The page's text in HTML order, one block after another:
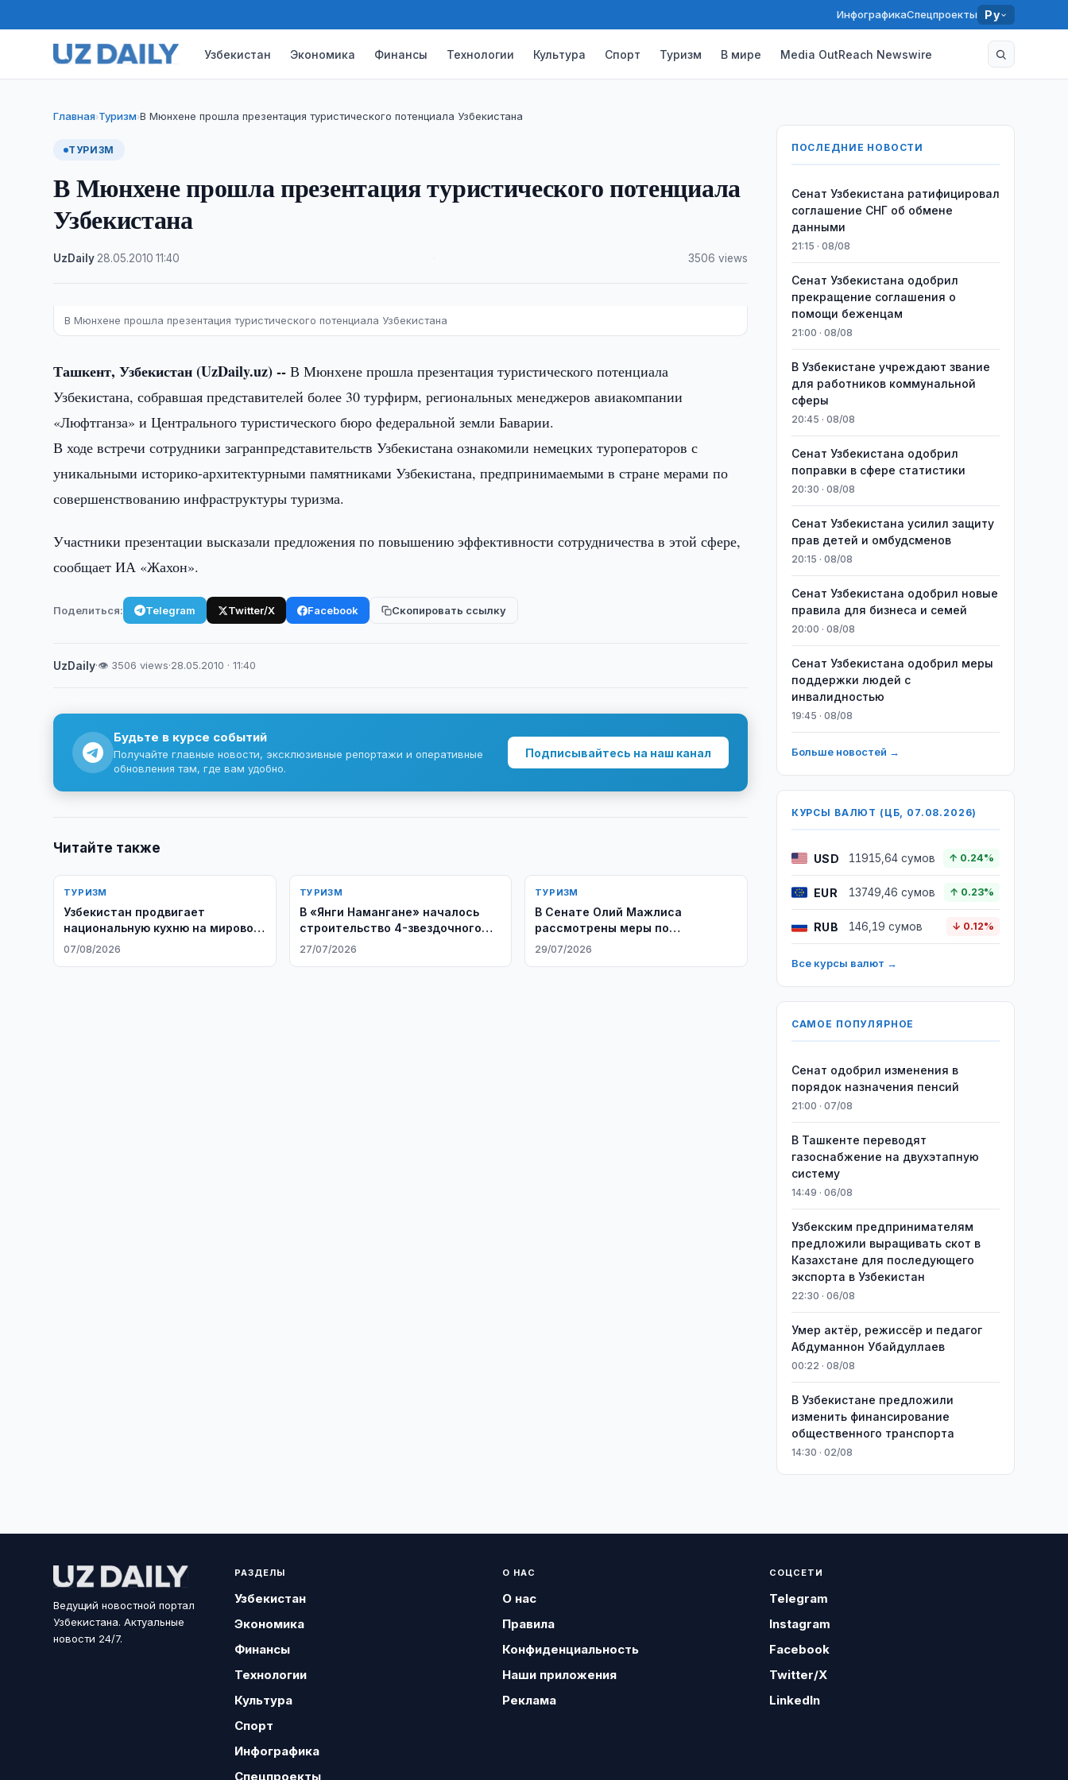
ИнфографикаСпецпроекты Ру
Узбекистан Экономика Финансы Технологии Культура Спорт Туризм В мире Media OutReach Newswire
Главная›Туризм›В Мюнхене прошла презентация туристического потенциала Узбекистана
ТУРИЗМ
В Мюнхене прошла презентация туристического потенциала
Узбекистана
UzDaily 28.05.2010 ·11:40 3506 views
В Мюнхене прошла презентация туристического потенциала Узбекистана
Ташкент, Узбекистан (UzDaily.uz) -- В Мюнхене прошла презентация туристического потенциала
Узбекистана, собравшая представителей более 30 турфирм, региональных менеджеров авиакомпании
«Люфтганза» и Центрального туристического бюро федеральной земли Баварии.
В ходе встречи сотрудники загранпредставительств Узбекистана ознакомили немецких туроператоров с
уникальными историко-архитектурными памятниками Узбекистана, предпринимаемыми в стране мерами по
совершенствованию инфраструктуры туризма.
Участники презентации высказали предложения по повышению эффективности сотрудничества в этой сфере,
сообщает ИА «Жахон».
Поделиться: Telegram Twitter/X Facebook Скопировать ссылку
UzDaily·👁 3506 views·28.05.2010 · 11:40
Будьте в курсе событий
Получайте главные новости, эксклюзивные репортажи и оперативные
обновления там, где вам удобно.
Подписывайтесь на наш канал
Читайте также
ТУРИЗМ
Узбекистан продвигает
национальную кухню на мировой
рынок
07/08/2026
ТУРИЗМ
В «Янги Намангане» началось
строительство 4-звездочного
отеля
27/07/2026
ТУРИЗМ
В Сенате Олий Мажлиса
рассмотрены меры по
дальнейшему развитию
29/07/2026
ПОСЛЕДНИЕ НОВОСТИ
Сенат Узбекистана ратифицировал
соглашение СНГ об обмене
данными
21:15 · 08/08
Сенат Узбекистана одобрил
прекращение соглашения о
помощи беженцам
21:00 · 08/08
В Узбекистане учреждают звание
для работников коммунальной
сферы
20:45 · 08/08
Сенат Узбекистана одобрил
поправки в сфере статистики
20:30 · 08/08
Сенат Узбекистана усилил защиту
прав детей и омбудсменов
20:15 · 08/08
Сенат Узбекистана одобрил новые
правила для бизнеса и семей
20:00 · 08/08
Сенат Узбекистана одобрил меры
поддержки людей с
инвалидностью
19:45 · 08/08
Больше новостей →
КУРСЫ ВАЛЮТ (ЦБ, 07.08.2026)
USD 11915,64 сумов ↑ 0.24%
EUR 13749,46 сумов ↑ 0.23%
RUB 146,19 сумов ↓ 0.12%
Все курсы валют →
САМОЕ ПОПУЛЯРНОЕ
Сенат одобрил изменения в
порядок назначения пенсий
21:00 · 07/08
В Ташкенте переводят
газоснабжение на двухэтапную
систему
14:49 · 06/08
Узбекским предпринимателям
предложили выращивать скот в
Казахстане для последующего
экспорта в Узбекистан
22:30 · 06/08
Умер актёр, режиссёр и педагог
Абдуманнон Убайдуллаев
00:22 · 08/08
В Узбекистане предложили
изменить финансирование
общественного транспорта
14:30 · 02/08
Ведущий новостной портал
Узбекистана. Актуальные
новости 24/7.
РАЗДЕЛЫ
Узбекистан
Экономика
Финансы
Технологии
Культура
Спорт
Инфографика
Спецпроекты
О НАС
О нас
Правила
Конфиденциальность
Наши приложения
Реклама
СОЦСЕТИ
Telegram
Instagram
Facebook
Twitter/X
LinkedIn